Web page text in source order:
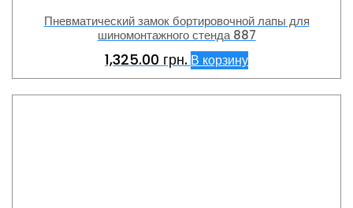
Пневматический замок бортировочной лапы для
шиномонтажного стенда 887
1,325.00 грн. В корзину